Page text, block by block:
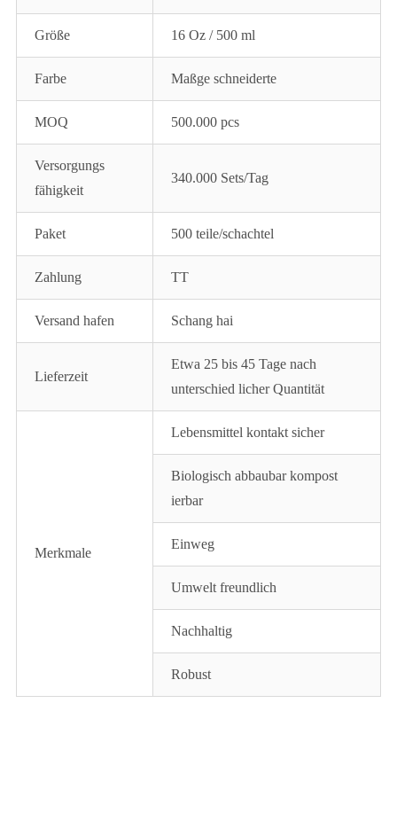
Größe 16 Oz / 500 ml
Farbe Maßge schneiderte
MOQ 500.000 pcs
Versorgungs
fähigkeit
340.000 Sets/Tag
Paket 500 teile/schachtel
Zahlung TT
Versand hafen Schang hai
Lieferzeit
Etwa 25 bis 45 Tage nach
unterschied licher Quantität
Merkmale
Lebensmittel kontakt sicher
Biologisch abbaubar kompost
ierbar
Einweg
Umwelt freundlich
Nachhaltig
Robust